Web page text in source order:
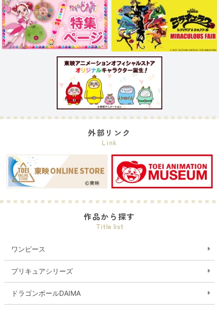
外部リンク
Link
作品から探す
Title list
ワンピース
プリキュアシリーズ
ドラゴンボールDAIMA